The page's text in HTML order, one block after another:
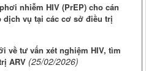
nhiễm HIV (PrEP) cho cán
dịch vụ tại các cơ sở điều trị
về tư vấn xét nghiệm HIV, tìm
ARV (25/02/2026)